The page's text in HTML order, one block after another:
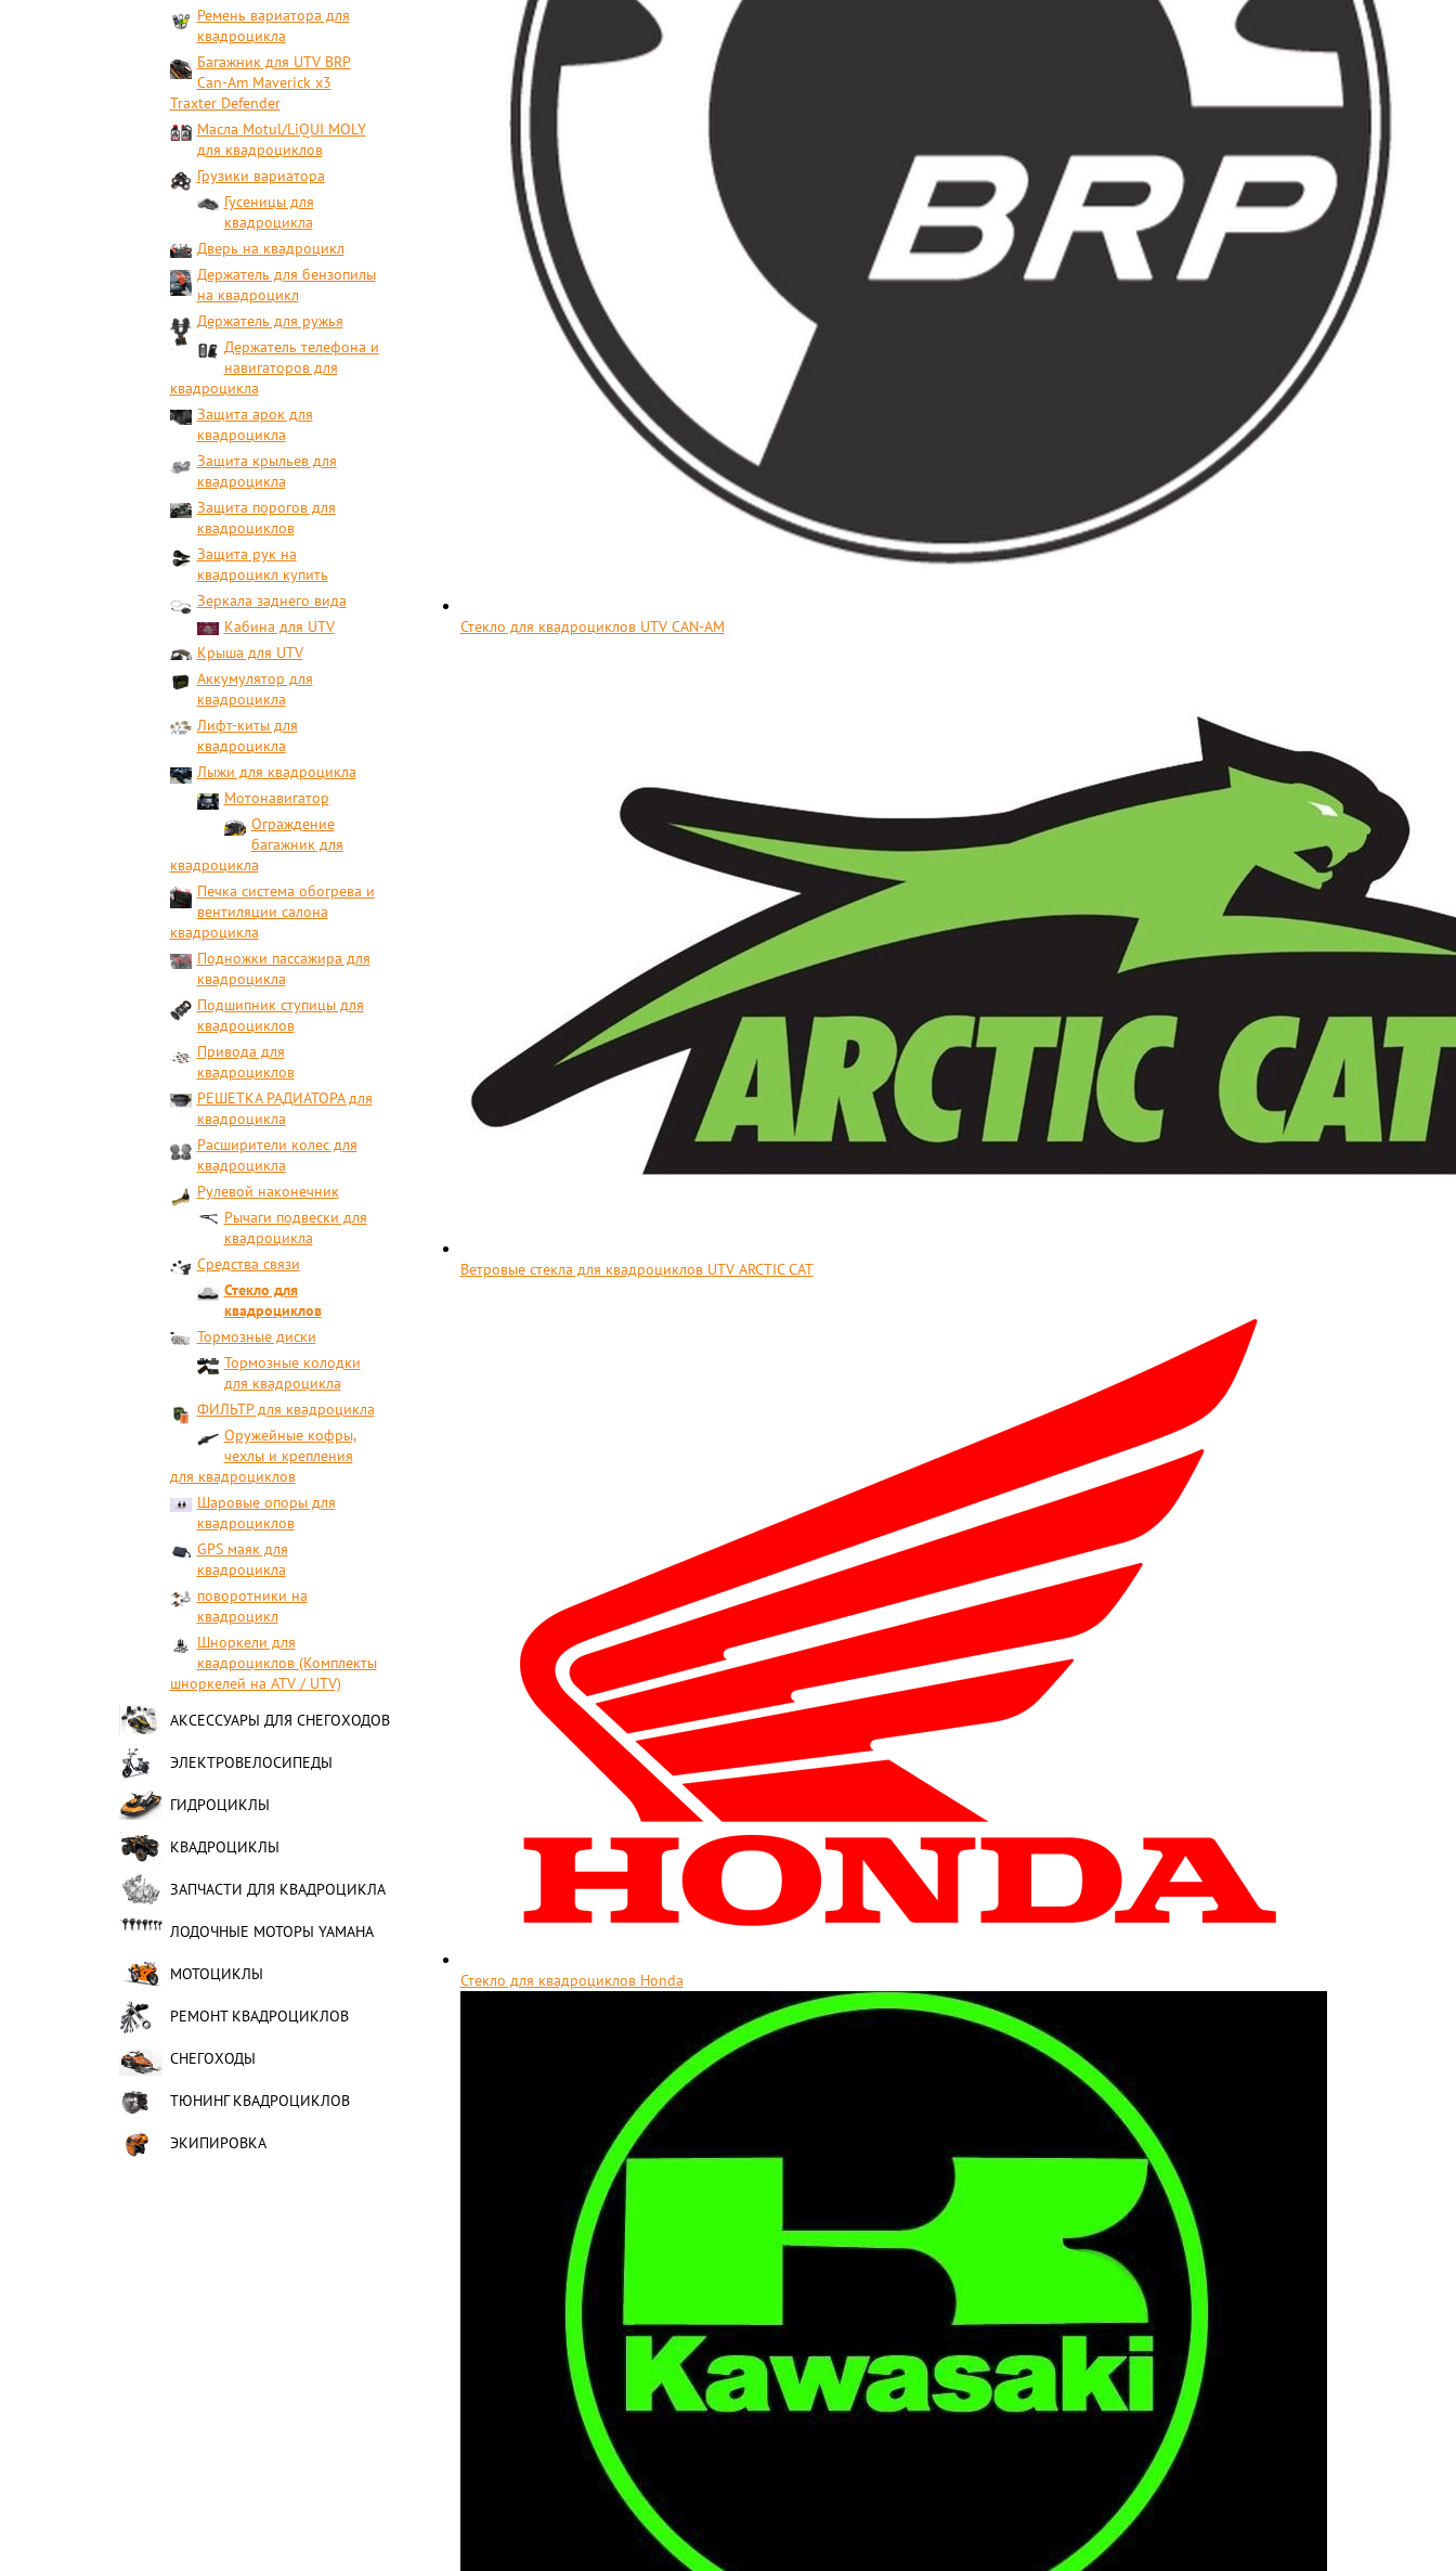
Ремень вариатора для
квадроцикла
Багажник для UTV BRP
Can-Am Maverick x3
Traxter Defender
Масла Motul/LiQUI MOLY
для квадроциклов
Грузики вариатора
Гусеницы для
квадроцикла
Дверь на квадроцикл
Держатель для бензопилы
на квадроцикл
Держатель для ружья
Держатель телефона и
навигаторов для
квадроцикла
Защита арок для
квадроцикла
Защита крыльев для
квадроцикла
Защита порогов для
квадроциклов
Защита рук на
квадроцикл купить
Зеркала заднего вида
Кабина для UTV
Крыша для UTV
Аккумулятор для
квадроцикла
Лифт-киты для
квадроцикла
Лыжи для квадроцикла
Мотонавигатор
Ограждение
багажник для
квадроцикла
Печка система обогрева и
вентиляции салона
квадроцикла
Подножки пассажира для
квадроцикла
Подшипник ступицы для
квадроциклов
Привода для
квадроциклов
РЕШЕТКА РАДИАТОРА для
квадроцикла
Расширители колес для
квадроцикла
Рулевой наконечник
Рычаги подвески для
квадроцикла
Средства связи
Стекло для
квадроциклов
Тормозные диски
Тормозные колодки
для квадроцикла
ФИЛЬТР для квадроцикла
Оружейные кофры,
чехлы и крепления
для квадроциклов
Шаровые опоры для
квадроциклов
GPS маяк для
квадроцикла
поворотники на
квадроцикл
Шноркели для
квадроциклов (Комплекты
шноркелей на ATV / UTV)
АКСЕССУАРЫ ДЛЯ СНЕГОХОДОВ
ЭЛЕКТРОВЕЛОСИПЕДЫ
ГИДРОЦИКЛЫ
КВАДРОЦИКЛЫ
ЗАПЧАСТИ ДЛЯ КВАДРОЦИКЛА
ЛОДОЧНЫЕ МОТОРЫ YAMAHA
МОТОЦИКЛЫ
РЕМОНТ КВАДРОЦИКЛОВ
СНЕГОХОДЫ
ТЮНИНГ КВАДРОЦИКЛОВ
ЭКИПИРОВКА
Стекло для квадроциклов UTV CAN-AM
Ветровые стекла для квадроциклов UTV ARCTIC CAT
Стекло для квадроциклов Honda